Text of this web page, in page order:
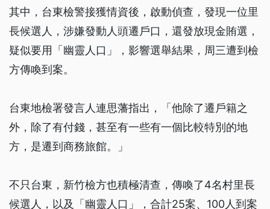
其中，台東檢警接獲情資後，啟動偵查，發現一位里
長候選人，涉嫌發動人頭遷戶口，還發放現金賄選，
疑似要用「幽靈人口」，影響選舉結果，周三遭到檢
方傳喚到案。
台東地檢署發言人連思藩指出，「他除了遷戶籍之
外，除了有付錢，甚至有一些有一個比較特別的地
方，是遷到商務旅館。」
不只台東，新竹檢方也積極清查，傳喚了4名村里長
候選人，以及「幽靈人口」，合計25案、100人到案